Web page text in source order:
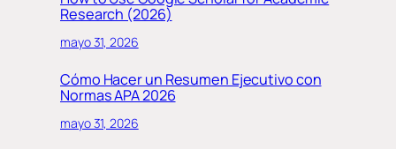
Research (2026)
mayo 31, 2026
Cómo Hacer un Resumen Ejecutivo con
Normas APA 2026
mayo 31, 2026